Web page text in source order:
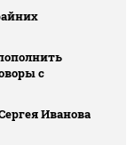
с
Иванова